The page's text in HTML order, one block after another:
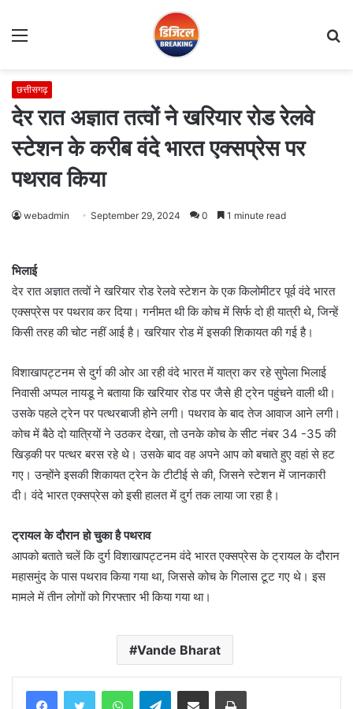
Menu
छत्तीसगढ़
देर रात अज्ञात तत्वों ने खरियार रोड रेलवे
स्टेशन के करीब वंदे भारत एक्सप्रेस पर
पथराव किया
webadmin September 29, 2024 0 1 minute read
भिलाई
देर रात अज्ञात तत्वों ने खरियार रोड रेलवे स्टेशन के एक किलोमीटर पूर्व वंदे भारत
एक्सप्रेस पर पथराव कर दिया। गनीमत थी कि कोच में सिर्फ दो ही यात्री थे, जिन्हें
किसी तरह की चोट नहीं आई है। खरियार रोड में इसकी शिकायत की गई है।
विशाखापट्टनम से दुर्ग की ओर आ रही वंदे भारत में यात्रा कर रहे सुपेला भिलाई
निवासी अप्पल नायडू ने बताया कि खरियार रोड पर जैसे ही ट्रेन पहुंचने वाली थी।
उसके पहले ट्रेन पर पत्थरबाजी होने लगी। पथराव के बाद तेज आवाज आने लगी।
कोच में बैठे दो यात्रियों ने उठकर देखा, तो उनके कोच के सीट नंबर 34 -35 की
खिड़की पर पत्थर बरस रहे थे। उसके बाद वह अपने आप को बचाते हुए वहां से हट
गए। उन्होंने इसकी शिकायत ट्रेन के टीटीई से की, जिसने स्टेशन में जानकारी
दी। वंदे भारत एक्सप्रेस को इसी हालत में दुर्ग तक लाया जा रहा है।
ट्रायल के दौरान हो चुका है पथराव
आपको बताते चलें कि दुर्ग विशाखापट्टनम वंदे भारत एक्सप्रेस के ट्रायल के दौरान
महासमुंद के पास पथराव किया गया था, जिससे कोच के गिलास टूट गए थे। इस
मामले में तीन लोगों को गिरफ्तार भी किया गया था।
Vande Bharat
WhatsAppTelegramShare via Email Print